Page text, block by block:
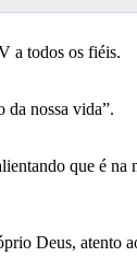
a todos os fiéis.
da nossa vida”.
que é na
Deus, atento